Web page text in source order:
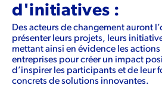
d'initiatives :
Des acteurs de changement auront
présenter leurs projets, leurs
mettant ainsi en évidence les
entreprises pour créer un impact
d’inspirer les participants et de leur
concrets de solutions innovantes.